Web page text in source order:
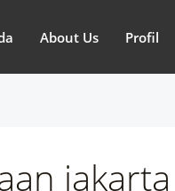
About Us Profil
jakarta